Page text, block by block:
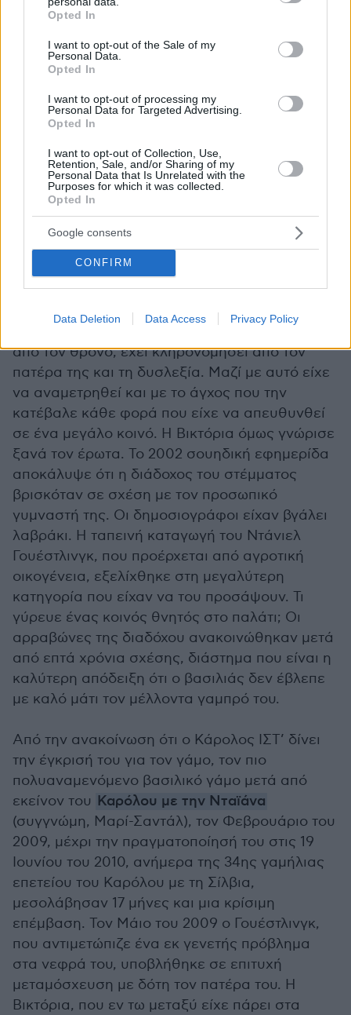
grant or deny consent to Google and its third-party tags to
use your data for below specified purposes in below Google
consent section.
Opted In
I want to opt-out of the Sale of my
Personal Data.
Opted In
I want to opt-out of processing my
Personal Data for Targeted Advertising.
Opted In
I want to opt-out of Collection, Use,
Retention, Sale, and/or Sharing of my
Personal Data that Is Unrelated with the
Purposes for which it was collected.
Opted In
Google consents
CONFIRM
Data Deletion Data Access Privacy Policy
αλλαγή του καθεστώτος στη διαδοχή, όμως για
πρώτη φορά η πριγκίπισσα απασχόλησε
σοβαρά τον Τύπο στα τέλη των 90s. Το 1997 το
Παλάτι Χάγκα
Βικτόρια, μην αντέχοντας την πίεση της κοινής
γνώμης και μην μπορώντας να αντεπεξέλθει
στο βάρος του να είναι διάσημη και διάφανη
από την κούνια της, έφυγε για την
Αμερική
Νοσηλεύτηκε σε κλινική και παράλληλα
σπούδασε στο Γέιλ. Μαζί της, φύλακας
άγγελός της ήταν ο τότε σύντροφός της. Οι δυο
τους έμοιαζαν αχώριστοι, όμως το 2001
ανακοινώθηκε ο χωρισμός τους λίγους μήνες
αφότου η Βικτόρια είχε επιβεβαιώσει τη σχέση
σε συνέντευξή της. Η μοναξιά δεν ταίριαζε
από τον θρόνο, έχει κληρονομήσει από τον
πατέρα της και τη δυσλεξία. Μαζί με αυτό είχε
να αναμετρηθεί και με το άγχος που την
κατέβαλε κάθε φορά που είχε να απευθυνθεί
σε ένα μεγάλο κοινό. Η Βικτόρια όμως γνώρισε
ξανά τον έρωτα. Το 2002 σουηδική εφημερίδα
αποκάλυψε ότι η διάδοχος του στέμματος
βρισκόταν σε σχέση με τον προσωπικό
γυμναστή της. Οι δημοσιογράφοι είχαν βγάλει
λαβράκι. Η ταπεινή καταγωγή του Ντάνιελ
Γουέστλινγκ, που προέρχεται από αγροτική
οικογένεια, εξελίχθηκε στη μεγαλύτερη
κατηγορία που είχαν να του προσάψουν. Τι
γύρευε ένας κοινός θνητός στο παλάτι; Οι
αρραβώνες της διαδόχου ανακοινώθηκαν μετά
από επτά χρόνια σχέσης, διάστημα που είναι η
καλύτερη απόδειξη ότι ο βασιλιάς δεν έβλεπε
με καλό μάτι τον μέλλοντα γαμπρό του.
Από την ανακοίνωση ότι ο Κάρολος ΙΣΤ’ δίνει
την έγκρισή του για τον γάμο, τον πιο
πολυαναμενόμενο βασιλικό γάμο μετά από
εκείνον του Καρόλου με την Νταϊάνα
(συγγνώμη, Μαρί-Σαντάλ), τον Φεβρουάριο του
2009, μέχρι την πραγματοποίησή του στις 19
Ιουνίου του 2010, ανήμερα της 34ης γαμήλιας
επετείου του Καρόλου με τη Σίλβια,
μεσολάβησαν 17 μήνες και μια κρίσιμη
επέμβαση. Τον Μάιο του 2009 ο Γουέστλινγκ,
που αντιμετώπιζε ένα εκ γενετής πρόβλημα
στα νεφρά του, υποβλήθηκε σε επιτυχή
μεταμόσχευση με δότη τον πατέρα του. Η
Βικτόρια, που εν τω μεταξύ είχε πάρει στα